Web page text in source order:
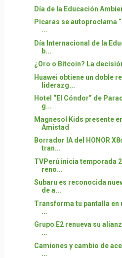
Día de la Educación
Picaras se autoproclama
...
Día Internacional de la
b...
¿Oro o Bitcoin? La
Huawei obtiene un doble
liderazg...
Hotel “El Cóndor” de
g...
Magnesol Kids presente
Amistad
Borrador IA del HONOR
tran...
TVPerú inicia temporada
reno...
Subaru es reconocida
de a...
Transforma tu pantalla en
...
Grupo E2 renueva su
...
Camiones y cambio de
...